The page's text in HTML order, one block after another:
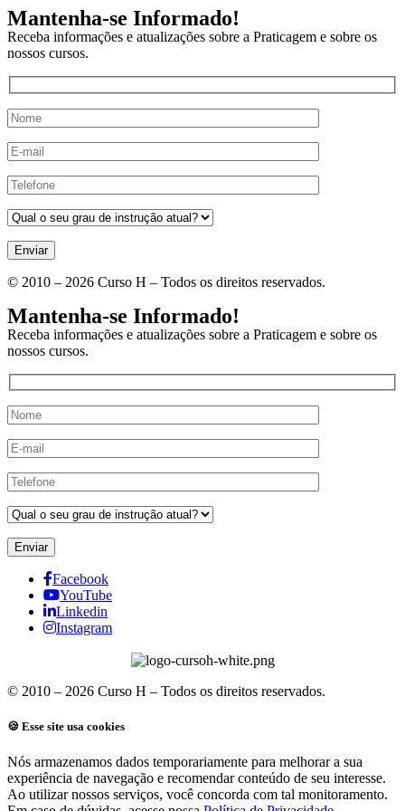
Mantenha-se Informado!
Receba informações e atualizações sobre a Praticagem e sobre os
nossos cursos.
Enviar
© 2010 – 2026 Curso H – Todos os direitos reservados.
Mantenha-se Informado!
Receba informações e atualizações sobre a Praticagem e sobre os
nossos cursos.
Enviar
Facebook
YouTube
Linkedin
Instagram
© 2010 – 2026 Curso H – Todos os direitos reservados.
🍪 Esse site usa cookies
Nós armazenamos dados temporariamente para melhorar a sua
experiência de navegação e recomendar conteúdo de seu interesse.
Ao utilizar nossos serviços, você concorda com tal monitoramento.